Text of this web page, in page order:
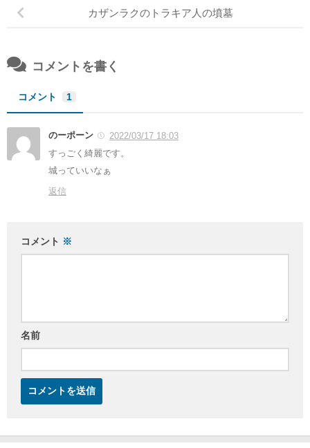
カザンラクのトラキア人の墳墓
コメントを書く
コメント 1
のーポーン
2022/03/17 18:03
すっごく綺麗です。
城っていいなぁ
返信
コメント ※
名前